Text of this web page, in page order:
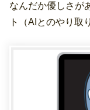
なんだか優しさが
ト（AIとのやり取